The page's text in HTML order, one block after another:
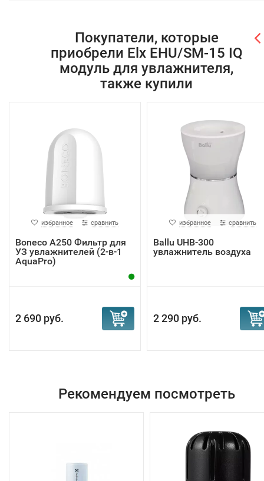
Покупатели, которые
приобрели Elx EHU/SM-15 IQ
модуль для увлажнителя,
также купили
избранное сравнить
Boneco A250 Фильтр для
УЗ увлажнителей (2-в-1
AquaPro)
2 690 руб.
избранное сравнить
Ballu UHB-300
увлажнитель воздуха
2 290 руб.
Рекомендуем посмотреть